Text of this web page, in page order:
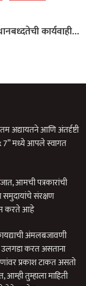
कार्यवाही…
अद्यायतने आणि अंतर्दृष्टी
x 7” मध्ये आपले स्वागत
आमची पत्रकारांची
समुदायांचे संरक्षण
करते आहे
अंमलबजावणी
उलगडा करत असताना
प्रकाश टाकत असतो
आम्ही तुम्हाला माहिती